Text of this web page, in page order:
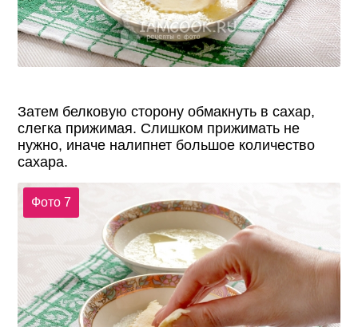
Затем белковую сторону обмакнуть в сахар,
слегка прижимая. Слишком прижимать не
нужно, иначе налипнет большое количество
сахара.
Фото 7